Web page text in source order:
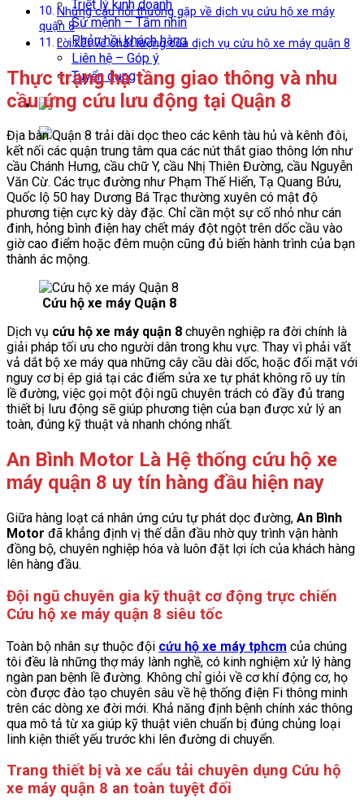
Triết lý kinh doanh
Sứ mệnh – Tầm nhìn
Phản hồi khách hàng
Liên hệ – Góp ý
Tuyển dụng
Những câu hỏi thường gặp về dịch vụ cứu hộ xe máy
quận 8
Lời kết về chất lượng của dịch vụ cứu hộ xe máy quận 8
Thực trạng hạ tầng giao thông và nhu
cầu ứng cứu lưu động tại Quận 8
Địa bàn Quận 8 trải dài dọc theo các kênh tàu hủ và kênh đôi,
kết nối các quận trung tâm qua các nút thắt giao thông lớn như
cầu Chánh Hưng, cầu chữ Y, cầu Nhị Thiên Đường, cầu Nguyễn
Văn Cừ. Các trục đường như Phạm Thế Hiển, Tạ Quang Bửu,
Quốc lộ 50 hay Dương Bá Trạc thường xuyên có mật độ
phương tiện cực kỳ dày đặc. Chỉ cần một sự cố nhỏ như cán
đinh, hỏng bình điện hay chết máy đột ngột trên dốc cầu vào
giờ cao điểm hoặc đêm muộn cũng đủ biến hành trình của bạn
thành ác mộng.
Cứu hộ xe máy Quận 8
Dịch vụ cứu hộ xe máy quận 8 chuyên nghiệp ra đời chính là
giải pháp tối ưu cho người dân trong khu vực. Thay vì phải vất
vả dắt bộ xe máy qua những cây cầu dài dốc, hoặc đối mặt với
nguy cơ bị ép giá tại các điểm sửa xe tự phát không rõ uy tín
lề đường, việc gọi một đội ngũ chuyên trách có đầy đủ trang
thiết bị lưu động sẽ giúp phương tiện của bạn được xử lý an
toàn, đúng kỹ thuật và nhanh chóng nhất.
An Bình Motor Là Hệ thống cứu hộ xe
máy quận 8 uy tín hàng đầu hiện nay
Giữa hàng loạt cá nhân ứng cứu tự phát dọc đường, An Bình
Motor đã khẳng định vị thế dẫn đầu nhờ quy trình vận hành
đồng bộ, chuyên nghiệp hóa và luôn đặt lợi ích của khách hàng
lên hàng đầu.
Đội ngũ chuyên gia kỹ thuật cơ động trực chiến
Cứu hộ xe máy quận 8 siêu tốc
Toàn bộ nhân sự thuộc đội cứu hộ xe máy tphcm của chúng
tôi đều là những thợ máy lành nghề, có kinh nghiệm xử lý hàng
ngàn pan bệnh lề đường. Không chỉ giỏi về cơ khí động cơ, họ
còn được đào tạo chuyên sâu về hệ thống điện Fi thông minh
trên các dòng xe đời mới. Khả năng định bệnh chính xác thông
qua mô tả từ xa giúp kỹ thuật viên chuẩn bị đúng chủng loại
linh kiện thiết yếu trước khi lên đường di chuyển.
Trang thiết bị và xe cẩu tải chuyên dụng Cứu hộ
xe máy quận 8 an toàn tuyệt đối